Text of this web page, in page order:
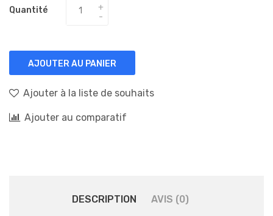
Quantité
AJOUTER AU PANIER
Ajouter à la liste de souhaits
Ajouter au comparatif
DESCRIPTION AVIS (0)